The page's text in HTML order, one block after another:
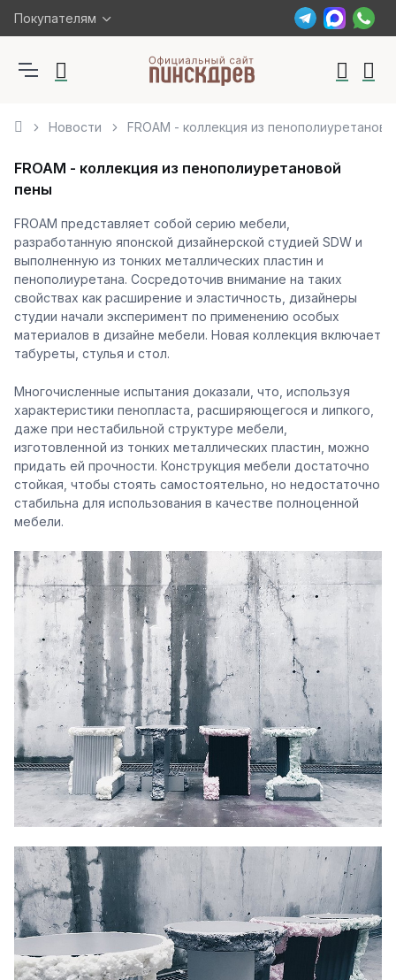
Покупателям
Новости FROAM - коллекция из
FROAM - коллекция из пенополиуретановой
пены
FROAM представляет собой серию мебели,
разработанную японской дизайнерской студией SDW и
выполненную из тонких металлических пластин и
пенополиуретана. Сосредоточив внимание на таких
свойствах как расширение и эластичность, дизайнеры
студии начали эксперимент по применению особых
материалов в дизайне мебели. Новая коллекция включает
табуреты, стулья и стол.
Многочисленные испытания доказали, что, используя
характеристики пенопласта, расширяющегося и липкого,
даже при нестабильной структуре мебели,
изготовленной из тонких металлических пластин, можно
придать ей прочности. Конструкция мебели достаточно
стойкая, чтобы стоять самостоятельно, но недостаточно
стабильна для использования в качестве полноценной
мебели.